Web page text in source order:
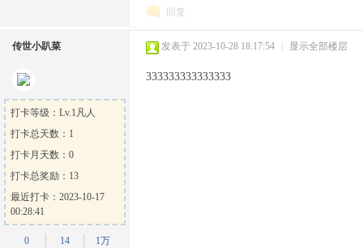
论
回复
传世小趴菜
打卡等级：Lv.1凡人
打卡总天数：1
打卡月天数：0
打卡总奖励：13
最近打卡：2023-10-17
00:28:41
0
14
1万
发表于 2023-10-28 18:17:54 显示全部楼层
333333333333333